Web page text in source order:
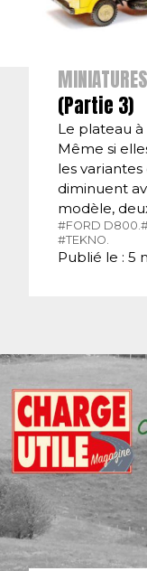
MINIATURES
(Partie 3)
Le plateau
Même si
les
diminuent
modèle,
#FORD D800.
#TEKNO.
Publié le : 5